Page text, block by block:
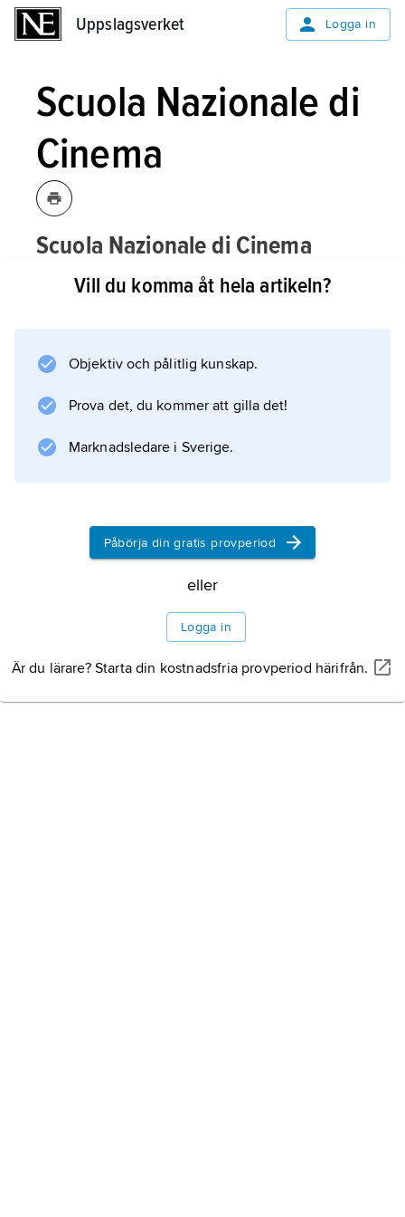
Uppslagsverket Logga in
Scuola Nazionale di
Cinema
Scuola Nazionale di Cinema
[skwɔ:lanatsjona:ʹle ditʃi:ʹnema], sedan
Cinematografia.
Vill du komma åt hela artikeln?
Objektiv och pålitlig kunskap.
Prova det, du kommer att gilla det!
Marknadsledare i Sverige.
Påbörja din gratis provperiod
eller
Logga in
Är du lärare? Starta din kostnadsfria provperiod härifrån.